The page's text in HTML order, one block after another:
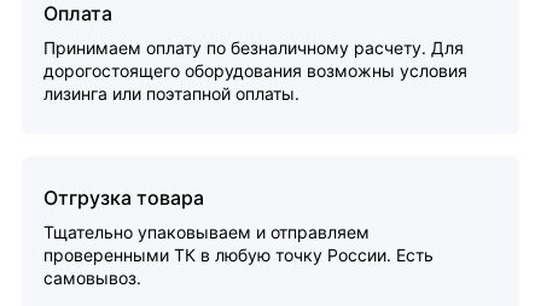
Оплата
Принимаем оплату по безналичному расчету. Для
дорогостоящего оборудования возможны условия
лизинга или поэтапной оплаты.
Отгрузка товара
Тщательно упаковываем и отправляем
проверенными ТК в любую точку России. Есть
самовывоз.